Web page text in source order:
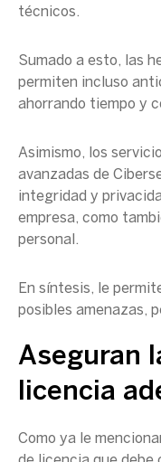
técnicos.
Sumado a esto, las
permiten incluso
ahorrando tiempo y
Asimismo, los
avanzadas de
integridad y
empresa, como
personal.
En síntesis, le
posibles amenazas,
Aseguran
licencia
Como ya le